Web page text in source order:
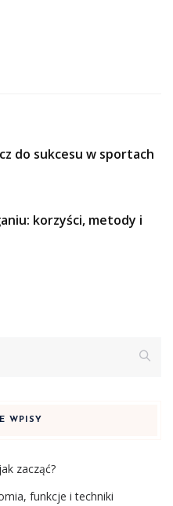
do sukcesu w sportach
korzyści, metody i
WPISY
zacząć?
funkcje i techniki